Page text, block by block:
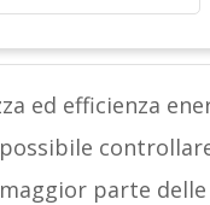
ed efficienza
parte